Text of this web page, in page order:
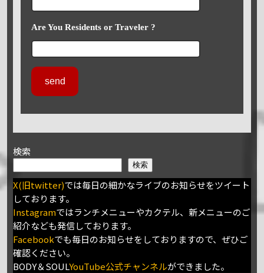
Are You Residents or Traveler ?
検索
検索
X(旧twitter)では毎日の細かなライブのお知らせをツイート
しております。
Instagramではランチメニューやカクテル、新メニューのご
紹介なども発信しております。
Facebookでも毎日のお知らせをしておりますので、ぜひご
確認ください。
BODY＆SOULYouTube公式チャンネルができました。